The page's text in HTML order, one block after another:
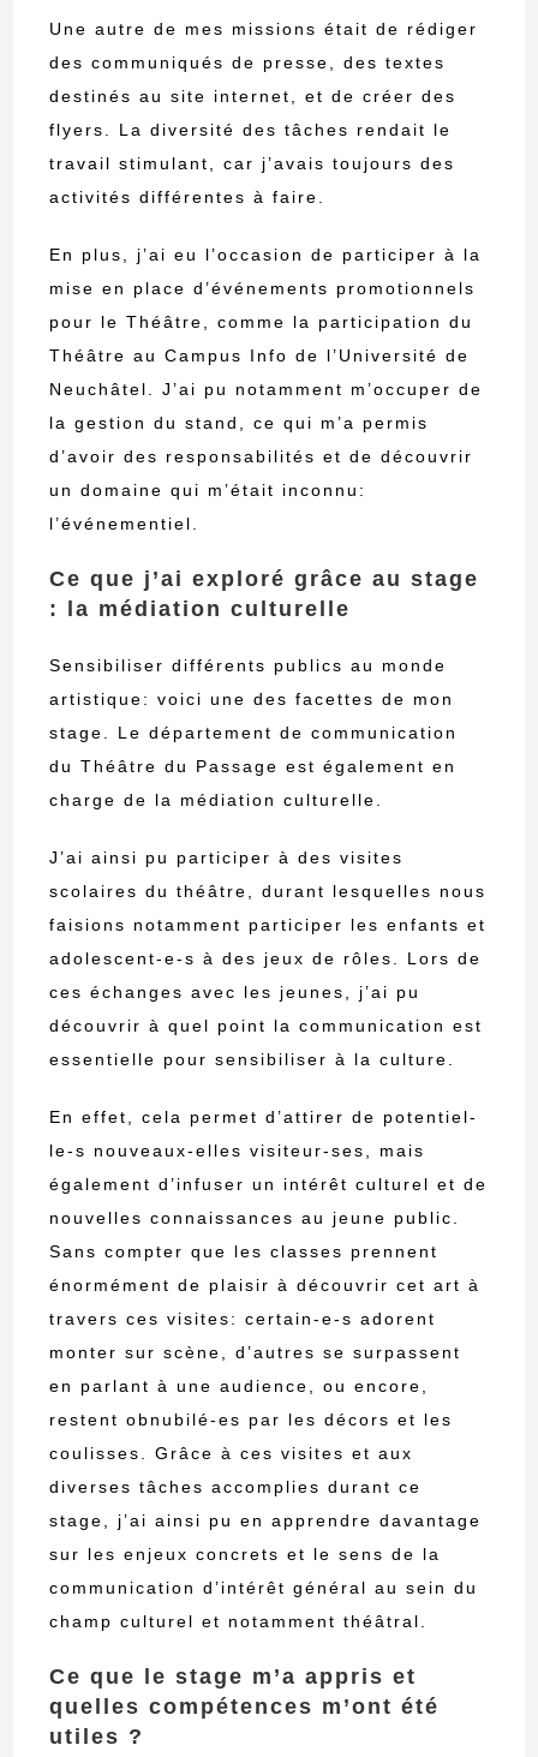
Une autre de mes missions était de rédiger
des communiqués de presse, des textes
destinés au site internet, et de créer des
flyers. La diversité des tâches rendait le
travail stimulant, car j’avais toujours des
activités différentes à faire.
En plus, j’ai eu l’occasion de participer à la
mise en place d’événements promotionnels
pour le Théâtre, comme la participation du
Théâtre au Campus Info de l’Université de
Neuchâtel. J’ai pu notamment m’occuper de
la gestion du stand, ce qui m’a permis
d’avoir des responsabilités et de découvrir
un domaine qui m’était inconnu:
l’événementiel.
Ce que j’ai exploré grâce au stage
: la médiation culturelle
Sensibiliser différents publics au monde
artistique: voici une des facettes de mon
stage. Le département de communication
du Théâtre du Passage est également en
charge de la médiation culturelle.
J’ai ainsi pu participer à des visites
scolaires du théâtre, durant lesquelles nous
faisions notamment participer les enfants et
adolescent-e-s à des jeux de rôles. Lors de
ces échanges avec les jeunes, j’ai pu
découvrir à quel point la communication est
essentielle pour sensibiliser à la culture.
En effet, cela permet d’attirer de potentiel-
le-s nouveaux-elles visiteur-ses, mais
également d’infuser un intérêt culturel et de
nouvelles connaissances au jeune public.
Sans compter que les classes prennent
énormément de plaisir à découvrir cet art à
travers ces visites: certain-e-s adorent
monter sur scène, d’autres se surpassent
en parlant à une audience, ou encore,
restent obnubilé-es par les décors et les
coulisses. Grâce à ces visites et aux
diverses tâches accomplies durant ce
stage, j’ai ainsi pu en apprendre davantage
sur les enjeux concrets et le sens de la
communication d’intérêt général au sein du
champ culturel et notamment théâtral.
Ce que le stage m’a appris et
quelles compétences m’ont été
utiles ?